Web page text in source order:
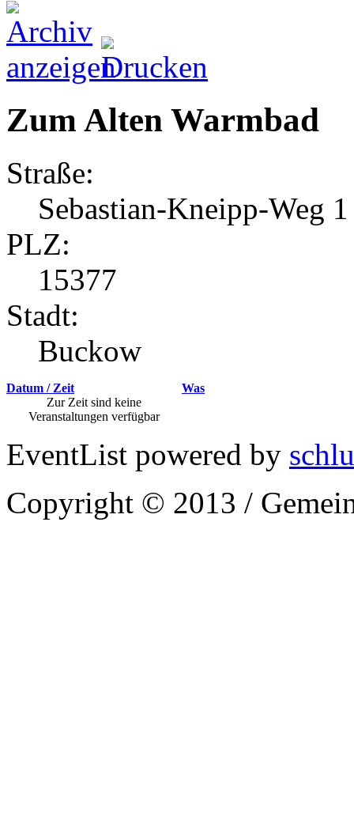
Zum Alten Warmbad
Straße:
Sebastian-Kneipp-Weg 1
PLZ:
15377
Stadt:
Buckow
Datum / Zeit
Was
Zur Zeit sind keine
Veranstaltungen verfügbar
EventList powered by
Copyright © 2013 /